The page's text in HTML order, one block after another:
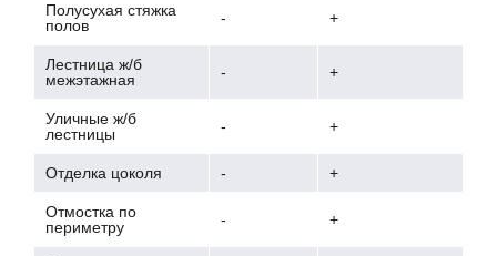
Полусухая стяжка
полов
- +
Лестница ж/б
межэтажная
- +
Уличные ж/б
лестницы
- +
Отделка цоколя - +
Отмостка по
периметру
- +